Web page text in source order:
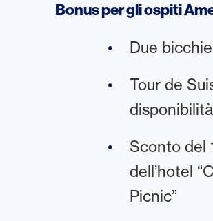
Bonus per gli ospiti
Due
Tour de
Sconto del
dell’hotel
Picnic”